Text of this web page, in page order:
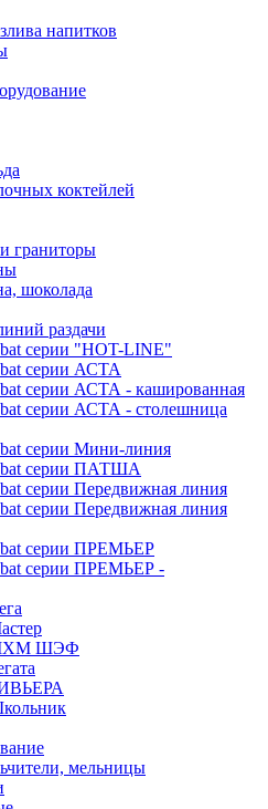
напитков
коктейлей
граниторы
шоколада
раздачи
серии "HOT-LINE"
серии АСТА
серии АСТА - кашированная
серии АСТА - столешница
серии Мини-линия
серии ПАТША
серии Передвижная линия
серии Передвижная линия
серии ПРЕМЬЕР
серии ПРЕМЬЕР -
МХМ ШЭФ
мельницы